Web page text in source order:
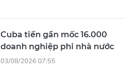
Cuba tiến gần mốc 16.000
doanh nghiệp phi nhà nước
03/08/2026 07:55